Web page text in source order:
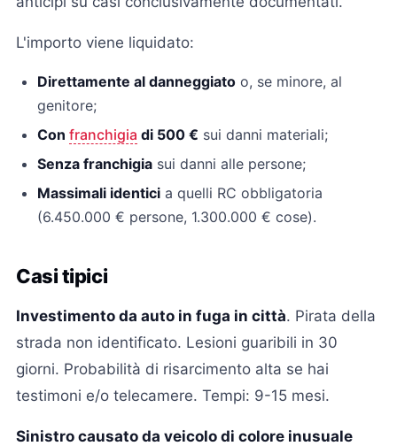
L'importo viene liquidato:
Direttamente al danneggiato o, se minore, al
genitore;
Con franchigia di 500 € sui danni materiali;
Senza franchigia sui danni alle persone;
Massimali identici a quelli RC obbligatoria
(6.450.000 € persone, 1.300.000 € cose).
Casi tipici
Investimento da auto in fuga in città. Pirata della
strada non identificato. Lesioni guaribili in 30
giorni. Probabilità di risarcimento alta se hai
testimoni e/o telecamere. Tempi: 9-15 mesi.
Sinistro causato da veicolo di colore inusuale